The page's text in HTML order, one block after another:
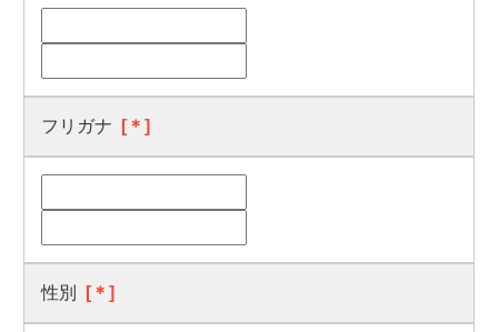
フリガナ [＊]
性別 [＊]